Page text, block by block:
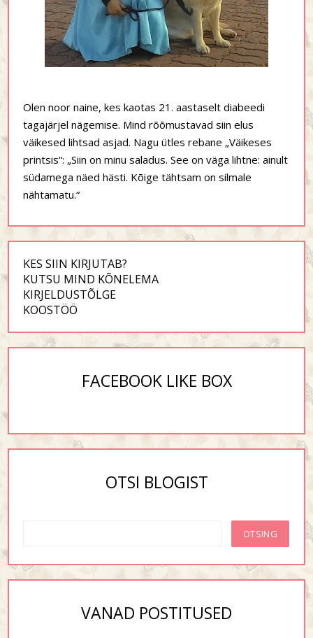
Olen noor naine, kes kaotas 21. aastaselt diabeedi
tagajärjel nägemise. Mind rõõmustavad siin elus
väikesed lihtsad asjad. Nagu ütles rebane „Väikeses
printsis“: „Siin on minu saladus. See on väga lihtne: ainult
südamega näed hästi. Kõige tähtsam on silmale
nähtamatu.“
KES SIIN KIRJUTAB?
KUTSU MIND KÕNELEMA
KIRJELDUSTÕLGE
KOOSTÖÖ
FACEBOOK LIKE BOX
OTSI BLOGIST
VANAD POSTITUSED